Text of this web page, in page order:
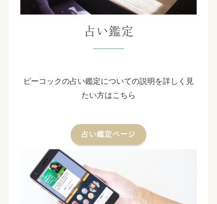
占い鑑定
ピーコックの占い鑑定についての説明を詳しく見
たい方はこちら
占い鑑定ページ